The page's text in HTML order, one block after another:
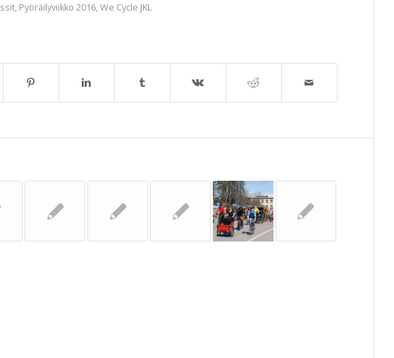
, Pyöräilyviikko 2016, We Cycle JKL